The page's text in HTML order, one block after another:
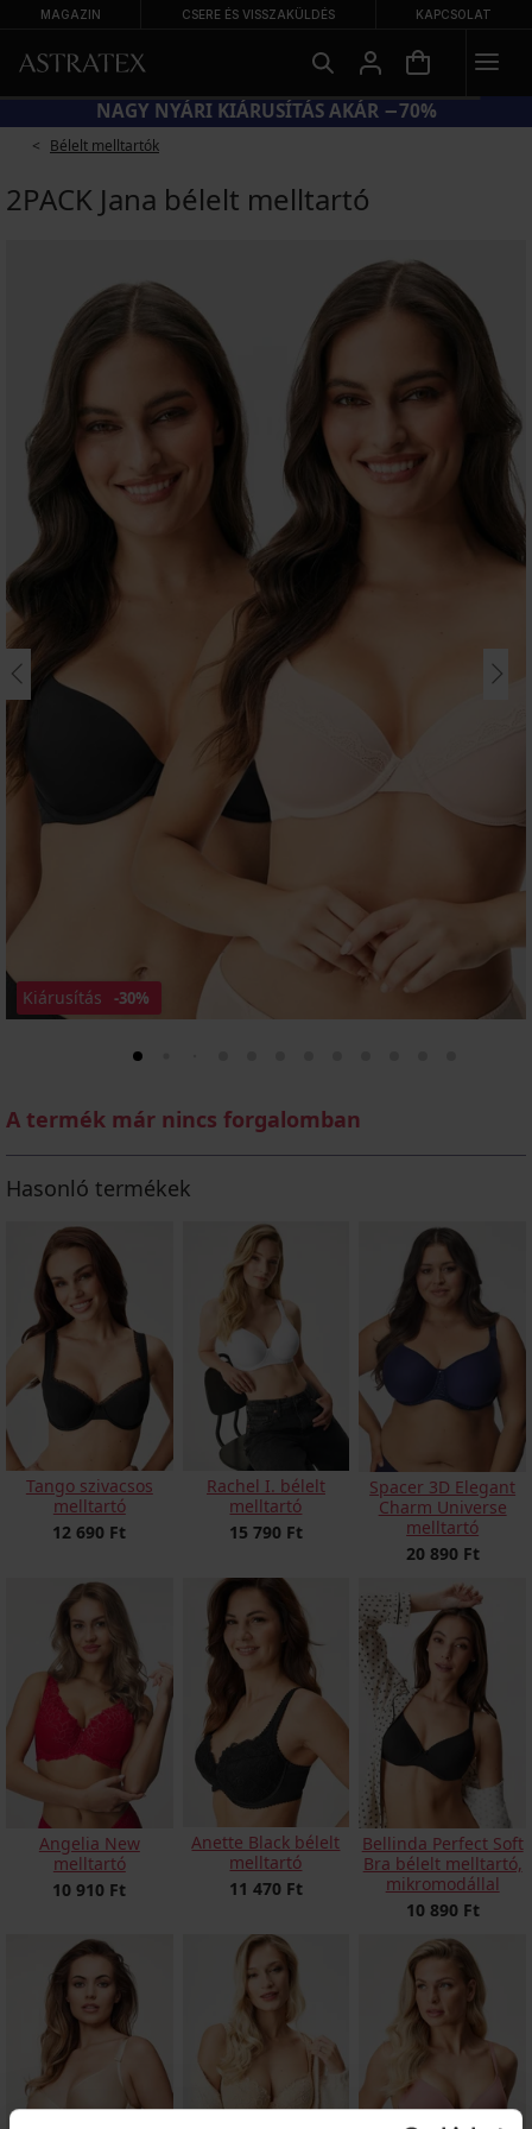
MAGAZIN CSERE ÉS VISSZAKÜLDÉS KAPCSOLAT
NAGY NYÁRI KIÁRUSÍTÁS AKÁR −70%
Bélelt melltartók
2PACK Jana bélelt melltartó
Kiárusítás -30%
A termék már nincs forgalomban
Hasonló termékek
Tango szivacsos
melltartó
12 690 Ft
Rachel I. bélelt
melltartó
15 790 Ft
Spacer 3D Elegant
Charm Universe
melltartó
20 890 Ft
Angelia New
melltartó
10 910 Ft
Anette Black bélelt
melltartó
11 470 Ft
Bellinda Perfect Soft
Bra bélelt melltartó,
mikromodállal
10 890 Ft